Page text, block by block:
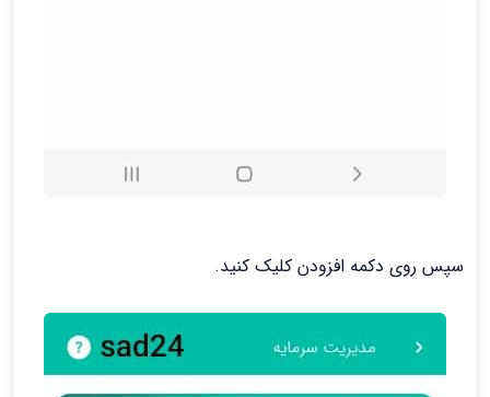
سپس روی دکمه افزودن کلیک کنید.